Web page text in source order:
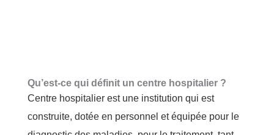
Qu’est-ce qui définit un centre hospitalier ?
Centre hospitalier est une institution qui est
construite, dotée en personnel et équipée pour le